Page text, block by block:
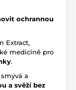
ochrannou
Extract,
medicíně pro
.
a
a svěží bez